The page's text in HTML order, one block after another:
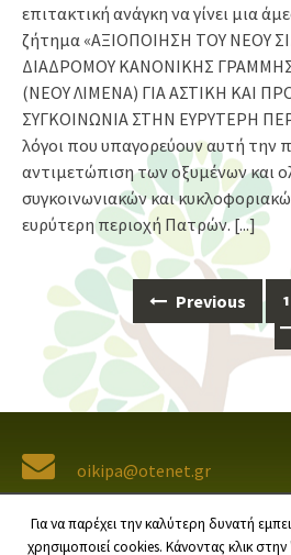
επιτακτική ανάγκη να γίνει μια
ζήτημα «ΑΞΙΟΠΟΙΗΣΗ ΤΟΥ ΝΕΟΥ
ΔΙΑΔΡΟΜΟΥ ΚΑΝΟΝΙΚΗΣ
(ΝΕΟΥ ΛΙΜΕΝΑ) ΓΙΑ ΑΣΤΙΚΗ ΚΑΙ
ΣΥΓΚΟΙΝΩΝΙΑ ΣΤΗΝ ΕΥΡΥΤΕΡΗ
λόγοι που υπαγορεύουν αυτή την
αντιμετώπιση των οξυμένων και
συγκοινωνιακών και
ευρύτερη περιοχή Πατρών.[...]
Posts
navigation
Previous 1
oikipa@otenet.gr
Για να παρέχει την καλύτερη δυνατή
χρησιμοποιεί cookies. Κάνοντας κλικ